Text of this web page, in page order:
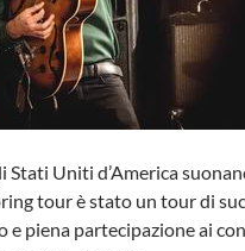
Uniti d’America
tour è stato un tour di
e piena partecipazione ai